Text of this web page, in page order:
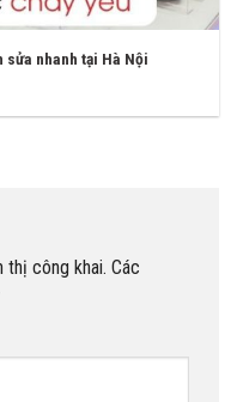
sửa nhanh tại Hà Nội
thị công khai. Các